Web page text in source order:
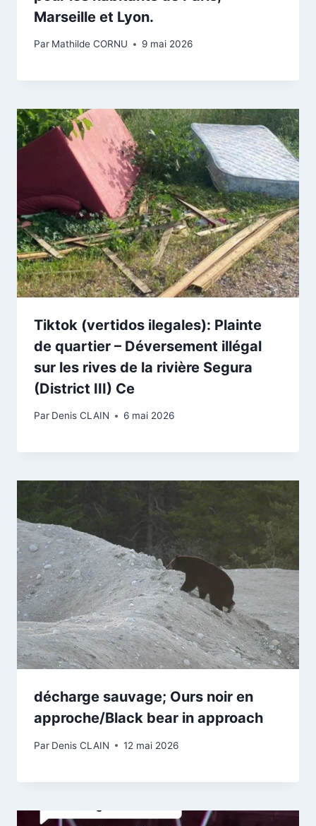
Marseille et Lyon.
Par Mathilde CORNU 9 mai 2026
Tiktok (vertidos ilegales): Plainte
de quartier – Déversement illégal
sur les rives de la rivière Segura
(District III) Ce
Par Denis CLAIN 6 mai 2026
décharge sauvage; Ours noir en
approche/Black bear in approach
Par Denis CLAIN 12 mai 2026